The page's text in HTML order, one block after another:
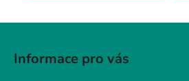
Informace pro vás